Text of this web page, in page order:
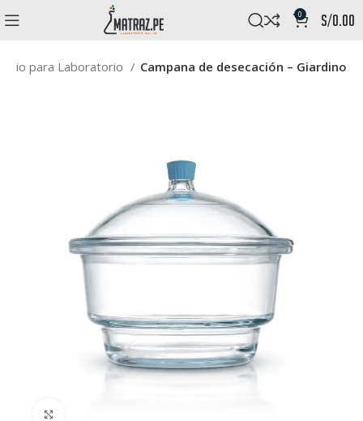
0 s/0.00
para Laboratorio Campana de desecación – Giardino